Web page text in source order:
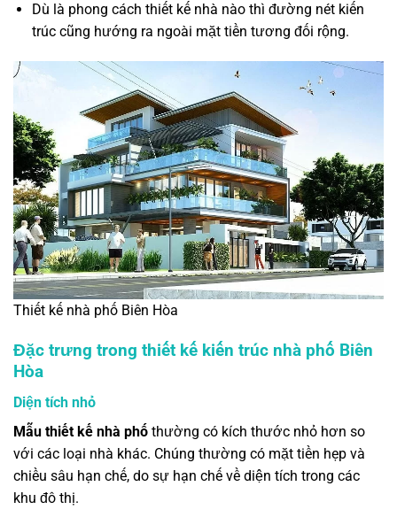
Dù là phong cách thiết kế nhà nào thì đường nét kiến
trúc cũng hướng ra ngoài mặt tiền tương đối rộng.
Thiết kế nhà phố Biên Hòa
Đặc trưng trong thiết kế kiến trúc nhà phố Biên
Hòa
Diện tích nhỏ
Mẫu thiết kế nhà phố thường có kích thước nhỏ hơn so
với các loại nhà khác. Chúng thường có mặt tiền hẹp và
chiều sâu hạn chế, do sự hạn chế về diện tích trong các
khu đô thị.